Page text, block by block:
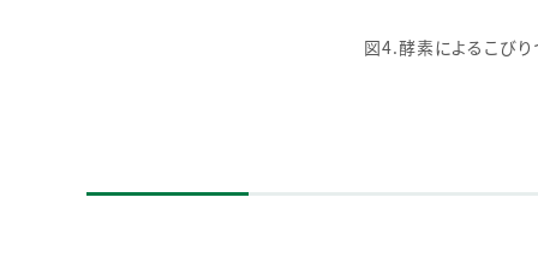
図4.酵素によるこび